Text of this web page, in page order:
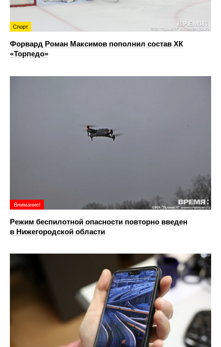
Спорт
Форвард Роман Максимов пополнил состав ХК
«Торпедо»
Внимание!
Режим беспилотной опасности повторно введен
в Нижегородской области